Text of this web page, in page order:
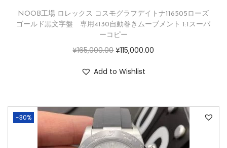
NOOB工場 ロレックス コスモグラフデイトナ116505ローズ
ゴールド黒文字盤 専用4130自動巻きムーブメント 1:1スーパ
ーコピー
¥165,000.00 ¥115,000.00
Add to Wishlist
-30%